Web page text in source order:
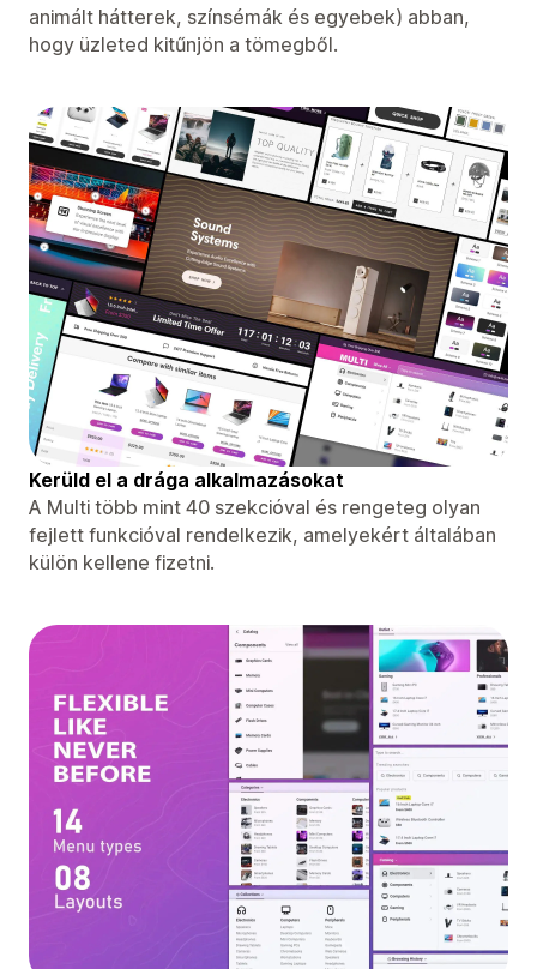
animált hátterek, színsémák és egyebek) abban,
hogy üzleted kitűnjön a tömegből.
Kerüld el a drága alkalmazásokat
A Multi több mint 40 szekcióval és rengeteg olyan
fejlett funkcióval rendelkezik, amelyekért általában
külön kellene fizetni.